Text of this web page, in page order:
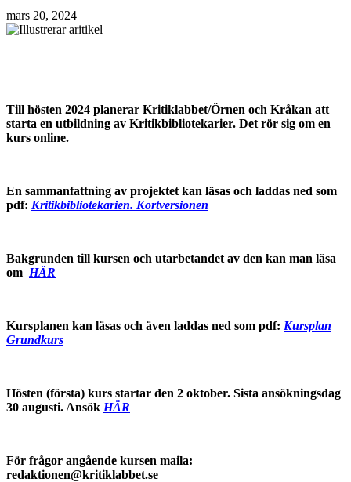
mars 20, 2024
Till hösten 2024 planerar Kritiklabbet/Örnen och Kråkan att
starta en utbildning av Kritikbibliotekarier. Det rör sig om en
kurs online.
En sammanfattning av projektet kan läsas och laddas ned som
pdf: Kritikbibliotekarien. Kortversionen
Bakgrunden till kursen och utarbetandet av den kan man läsa
om HÄR
Kursplanen kan läsas och även laddas ned som pdf: Kursplan
Grundkurs
Hösten (första) kurs startar den 2 oktober. Sista ansökningsdag
30 augusti. Ansök HÄR
För frågor angående kursen maila:
redaktionen@kritiklabbet.se